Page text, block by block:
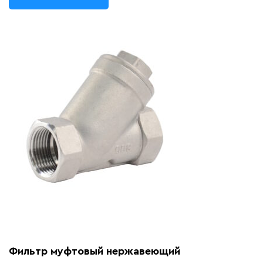
Фильтр муфтовый нержавеющий